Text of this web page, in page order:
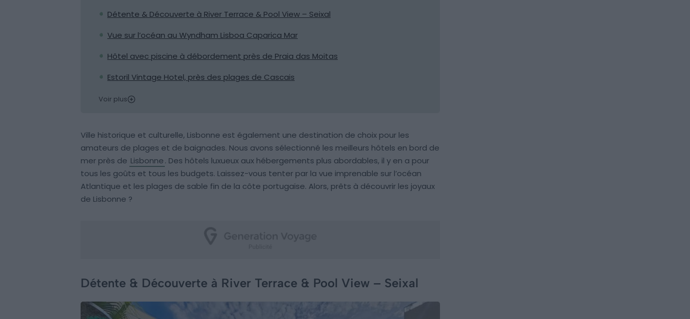
Détente & Découverte à River Terrace & Pool View – Seixal
Vue sur l’océan au Wyndham Lisboa Caparica Mar
Hôtel avec piscine à débordement près de Praia das Moitas
Estoril Vintage Hotel, près des plages de Cascais
Voir plus
Ville historique et culturelle, Lisbonne est également une destination de choix pour les
amateurs de plages et de baignades. Nous avons sélectionné les meilleurs hôtels en bord de
mer près de Lisbonne. Des hôtels luxueux aux hébergements plus abordables, il y en a pour
tous les goûts et tous les budgets. Laissez-vous tenter par la vue imprenable sur l’océan
Atlantique et les plages de sable fin de la côte portugaise. Alors, prêts à découvrir les joyaux
de Lisbonne ?
Détente & Découverte à River Terrace & Pool View – Seixal